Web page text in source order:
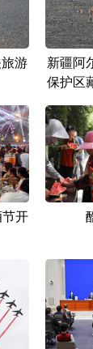
游
新疆阿
保护区
开